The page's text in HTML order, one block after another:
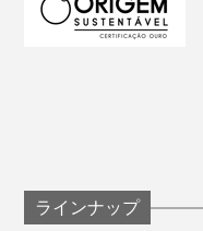
ラインナップ